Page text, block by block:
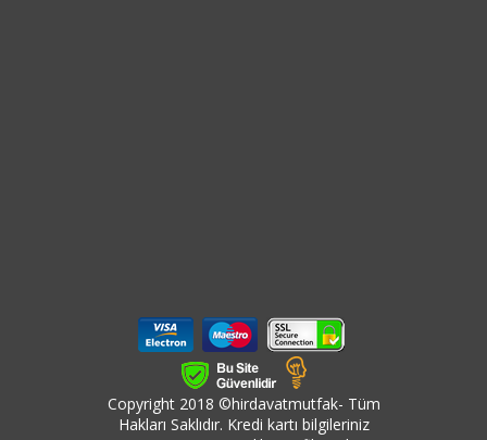
Copyright 2018 ©hirdavatmutfak- Tüm
Hakları Saklıdır. Kredi kartı bilgileriniz